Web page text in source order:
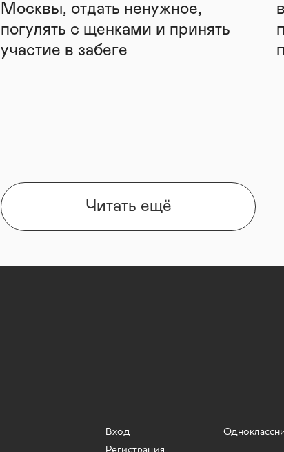
Москвы, отдать ненужное,
погулять с щенками и принять
участие в забеге
Читать ещё
Вход
Регистрация